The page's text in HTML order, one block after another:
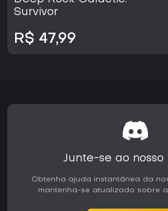
Survivor
R$ 47,99
Junte-se ao nosso
Obtenha ajuda instantânea da
mantenha-se atualizado sobre